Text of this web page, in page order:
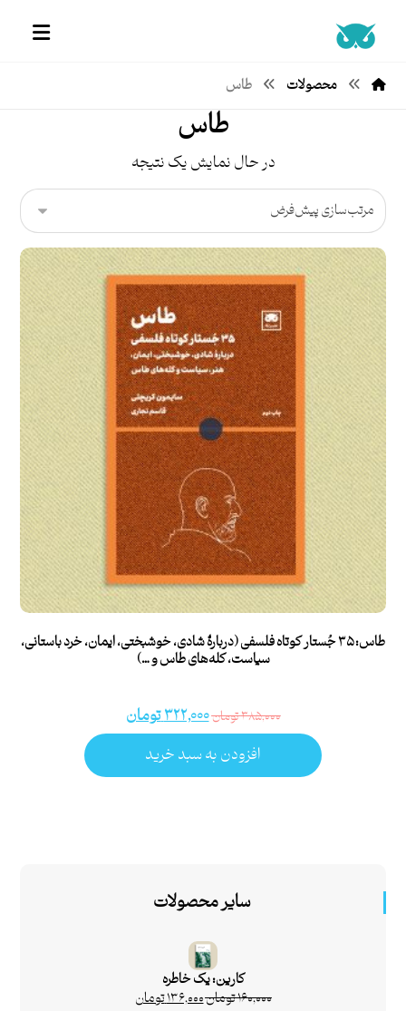
محصولات طاس
طاس
در حال نمایش یک نتیجه
طاس: ۳۵ جُستار کوتاه فلسفی (دربارۀ شادی، خوشبختی، ایمان، خرد باستانی،
سیاست، کله‌های طاس و …)
۳۸۵,۰۰۰تومان۳۲۲,۰۰۰تومان
افزودن به سبد خرید
سایر محصولات
کارین: یک خاطره
۱۶۰,۰۰۰تومان۱۳۶,۰۰۰تومان